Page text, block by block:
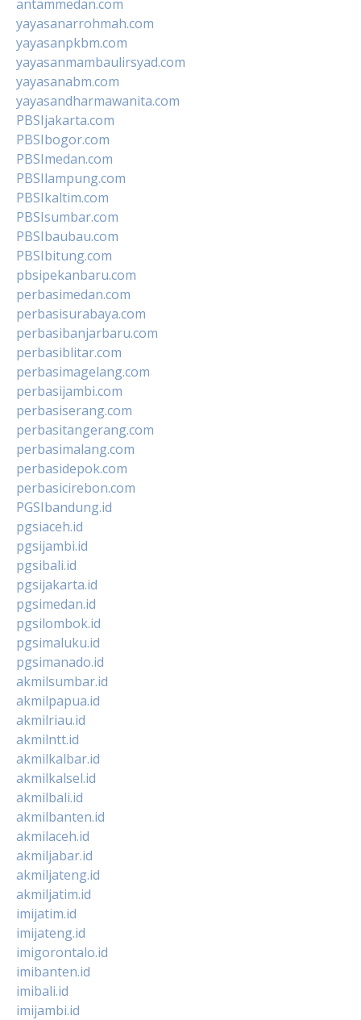
antammedan.com
yayasanarrohmah.com
yayasanpkbm.com
yayasanmambaulirsyad.com
yayasanabm.com
yayasandharmawanita.com
PBSIjakarta.com
PBSIbogor.com
PBSImedan.com
PBSIlampung.com
PBSIkaltim.com
PBSIsumbar.com
PBSIbaubau.com
PBSIbitung.com
pbsipekanbaru.com
perbasimedan.com
perbasisurabaya.com
perbasibanjarbaru.com
perbasiblitar.com
perbasimagelang.com
perbasijambi.com
perbasiserang.com
perbasitangerang.com
perbasimalang.com
perbasidepok.com
perbasicirebon.com
PGSIbandung.id
pgsiaceh.id
pgsijambi.id
pgsibali.id
pgsijakarta.id
pgsimedan.id
pgsilombok.id
pgsimaluku.id
pgsimanado.id
akmilsumbar.id
akmilpapua.id
akmilriau.id
akmilntt.id
akmilkalbar.id
akmilkalsel.id
akmilbali.id
akmilbanten.id
akmilaceh.id
akmiljabar.id
akmiljateng.id
akmiljatim.id
imijatim.id
imijateng.id
imigorontalo.id
imibanten.id
imibali.id
imijambi.id